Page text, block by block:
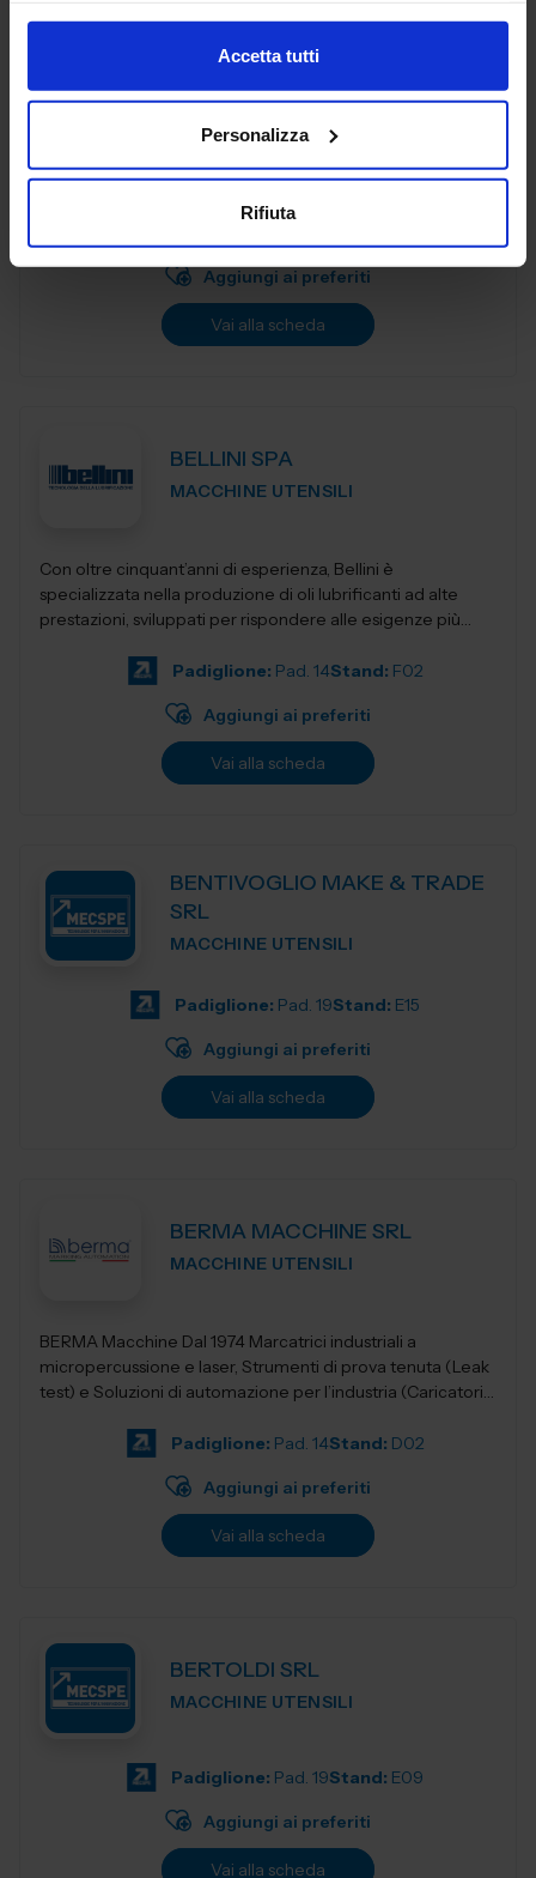
Accetta tutti
Personalizza
Rifiuta
AUTHON SRL
MACCHINE UTENSILI
Dal 1999, Authon si è affermata come un punto di
questi trent'anni, il nostro team ha dedicato impegno e
Aggiungi ai preferiti
Vai alla scheda
BELLINI SPA
MACCHINE UTENSILI
Con oltre cinquant’anni di esperienza, Bellini è
specializzata nella produzione di oli lubrificanti ad alte
prestazioni, sviluppati per rispondere alle esigenze più
Padiglione: Pad. 14Stand: F02
Aggiungi ai preferiti
Vai alla scheda
BENTIVOGLIO MAKE & TRADE
SRL
MACCHINE UTENSILI
Padiglione: Pad. 19Stand: E15
Aggiungi ai preferiti
Vai alla scheda
BERMA MACCHINE SRL
MACCHINE UTENSILI
BERMA Macchine Dal 1974 Marcatrici industriali a
micropercussione e laser, Strumenti di prova tenuta (Leak
test) e Soluzioni di automazione per l’industria (Caricatori,
Padiglione: Pad. 14Stand: D02
Aggiungi ai preferiti
Vai alla scheda
BERTOLDI SRL
MACCHINE UTENSILI
Padiglione: Pad. 19Stand: E09
Aggiungi ai preferiti
Vai alla scheda